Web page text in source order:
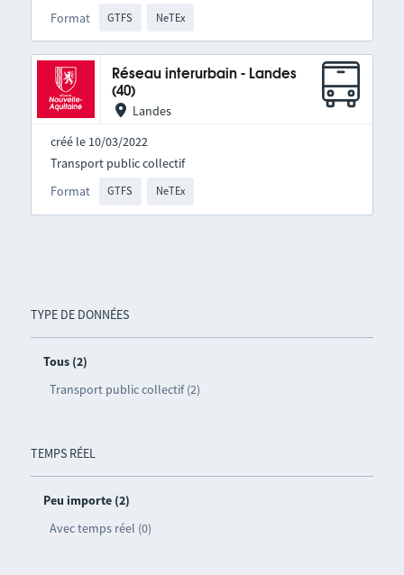
TYPE DE DONNÉES
Tous (2)
Transport public collectif (2)
TEMPS RÉEL
Peu importe (2)
Avec temps réel (0)
Format GTFS NeTEx
Réseau interurbain - Landes
(40)
Landes
créé le 10/03/2022
Format GTFS NeTEx
Transport public collectif